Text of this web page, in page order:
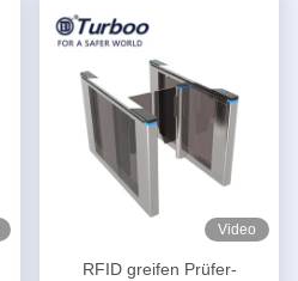
Video
RFID greifen Prüfer-